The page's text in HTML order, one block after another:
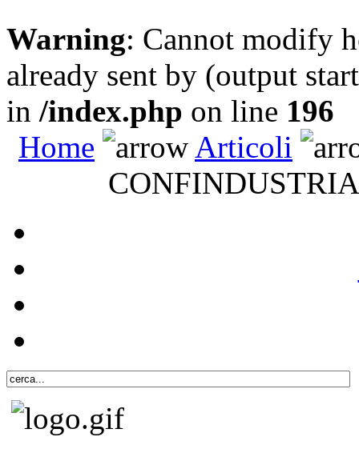
Warning: Cannot modify
already sent by (output
in /index.php on line 196
Home
Articoli